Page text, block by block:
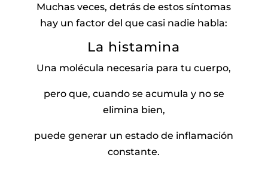
Muchas veces, detrás de estos síntomas
hay un factor del que casi nadie habla:
La histamina
Una molécula necesaria para tu cuerpo,
pero que, cuando se acumula y no se
elimina bien,
puede generar un estado de inflamación
constante.